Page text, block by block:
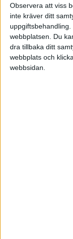
Observera att viss
inte kräver ditt
webbplatsen. Du
dra tillbaka ditt
webbplats och
webbsidan.
- Men idag har
påverka detta,
säga att 80
beräknar
Då blir det